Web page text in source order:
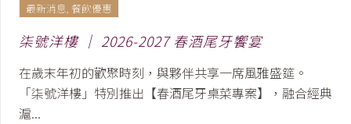
最新消息, 餐飲優惠
柒號洋樓 │ 2026-2027 春酒尾牙饗宴
在歲末年初的歡聚時刻，與夥伴共享一席風雅盛筵。
「柒號洋樓」特別推出【春酒尾牙桌菜專案】，融合經典
滬...